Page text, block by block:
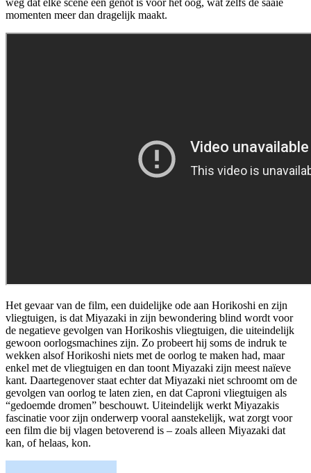
weg dat elke scène een genot is voor het oog, wat zelfs de saaie
momenten meer dan dragelijk maakt.
Het gevaar van de film, een duidelijke ode aan Horikoshi en zijn
vliegtuigen, is dat Miyazaki in zijn bewondering blind wordt voor
de negatieve gevolgen van Horikoshis vliegtuigen, die uiteindelijk
gewoon oorlogsmachines zijn. Zo probeert hij soms de indruk te
wekken alsof Horikoshi niets met de oorlog te maken had, maar
enkel met de vliegtuigen en dan toont Miyazaki zijn meest naïeve
kant. Daartegenover staat echter dat Miyazaki niet schroomt om de
gevolgen van oorlog te laten zien, en dat Caproni vliegtuigen als
“gedoemde dromen” beschouwt. Uiteindelijk werkt Miyazakis
fascinatie voor zijn onderwerp vooral aanstekelijk, wat zorgt voor
een film die bij vlagen betoverend is – zoals alleen Miyazaki dat
kan, of helaas, kon.